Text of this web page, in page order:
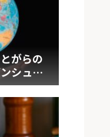
がらの
シュタ
要約①～